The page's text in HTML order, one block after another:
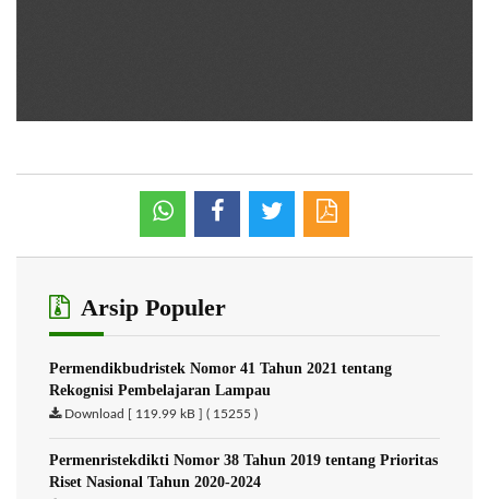
Arsip Populer
Permendikbudristek Nomor 41 Tahun 2021 tentang
Rekognisi Pembelajaran Lampau
Download [ 119.99 kB ] ( 15255 )
Permenristekdikti Nomor 38 Tahun 2019 tentang Prioritas
Riset Nasional Tahun 2020-2024